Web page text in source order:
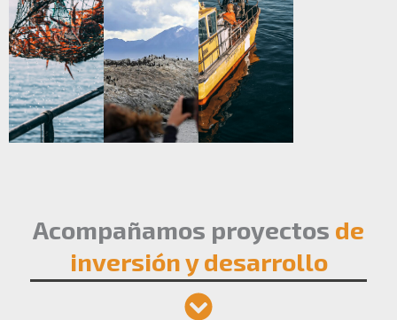
Acompañamos proyectos de
inversión y desarrollo